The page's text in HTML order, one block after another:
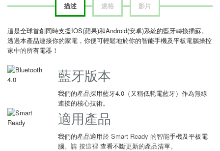
描述 規格 影片
這是全球首創同時支援IOS(蘋果)和Android(安卓)系統的藍牙轉換插蘇。
透過本產品連接你的家電，你便可輕鬆地於你的智能手機及平板電腦操控
家中的所有電器！
藍牙版本
我們的產品採用藍牙4.0（又稱低耗電藍牙）作為無線
連接的核心技術。
適用產品
我們的產品適用於 Smart Ready 的智能手機及平板電
腦。請 按這裡 查看不斷更新的產品清單。